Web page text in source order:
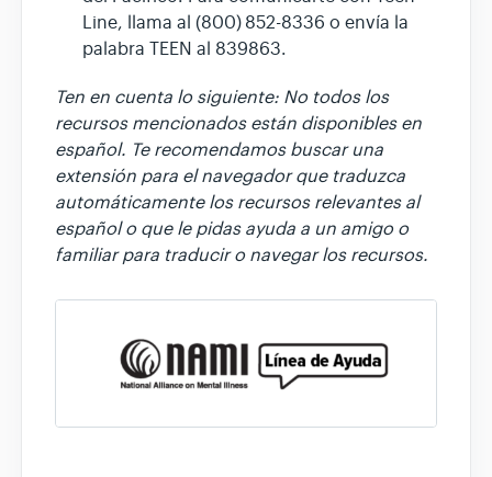
Line, llama al (800) 852-8336 o envía la
palabra TEEN al 839863.
Ten en cuenta lo siguiente: No todos los
recursos mencionados están disponibles en
español. Te recomendamos buscar una
extensión para el navegador que traduzca
automáticamente los recursos relevantes al
español o que le pidas ayuda a un amigo o
familiar para traducir o navegar los recursos.